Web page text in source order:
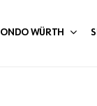
WÜRTH